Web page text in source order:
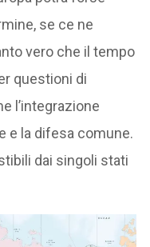
se ce ne
vero che il tempo
questioni di
l’integrazione
e la difesa comune.
dai singoli stati